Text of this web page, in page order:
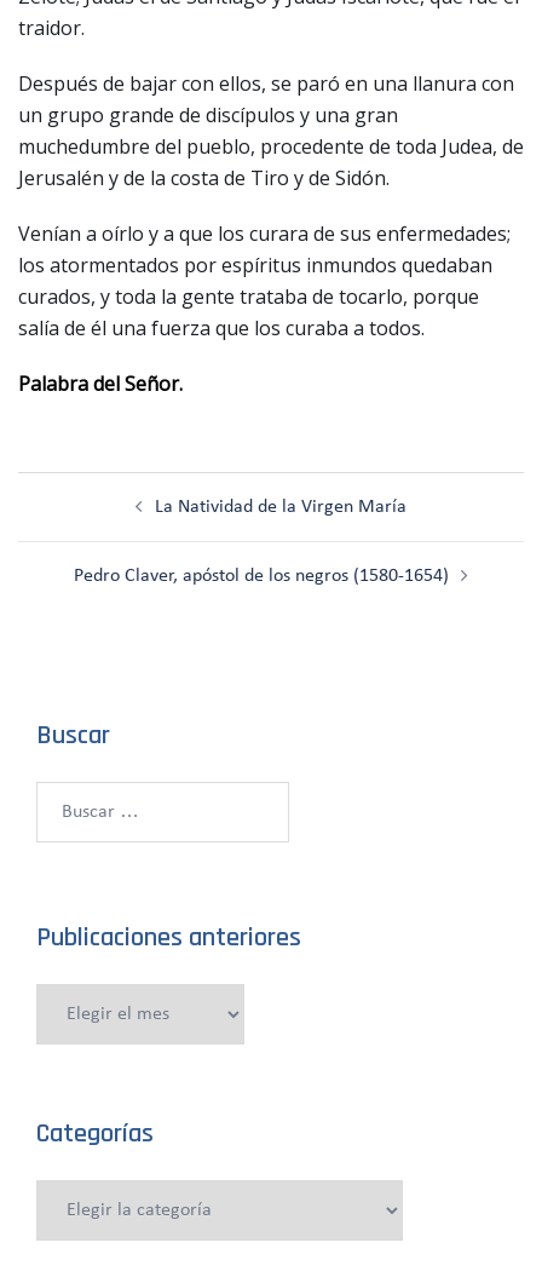
traidor.
Después de bajar con ellos, se paró en una llanura con
un grupo grande de discípulos y una gran
muchedumbre del pueblo, procedente de toda Judea, de
Jerusalén y de la costa de Tiro y de Sidón.
Venían a oírlo y a que los curara de sus enfermedades;
los atormentados por espíritus inmundos quedaban
curados, y toda la gente trataba de tocarlo, porque
salía de él una fuerza que los curaba a todos.
Palabra del Señor.
La Natividad de la Virgen María
Pedro Claver, apóstol de los negros (1580-1654)
Buscar
Publicaciones anteriores
Categorías